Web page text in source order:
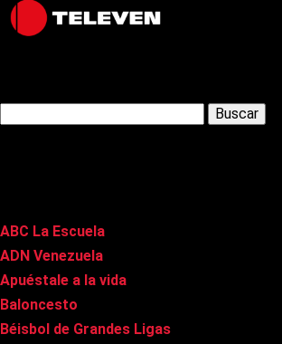
Latest Posts
ABC La Escuela
ADN Venezuela
Apuéstale a la vida
Baloncesto
Béisbol de Grandes Ligas